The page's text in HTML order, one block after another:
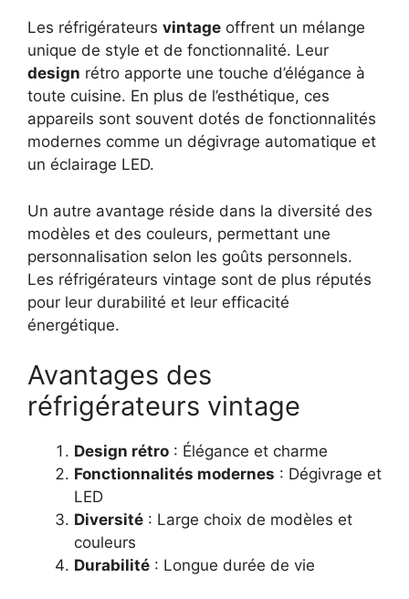
Les réfrigérateurs vintage offrent un mélange
unique de style et de fonctionnalité. Leur
design rétro apporte une touche d’élégance à
toute cuisine. En plus de l’esthétique, ces
appareils sont souvent dotés de fonctionnalités
modernes comme un dégivrage automatique et
un éclairage LED.
Un autre avantage réside dans la diversité des
modèles et des couleurs, permettant une
personnalisation selon les goûts personnels.
Les réfrigérateurs vintage sont de plus réputés
pour leur durabilité et leur efficacité
énergétique.
Avantages des
réfrigérateurs vintage
Design rétro : Élégance et charme
Fonctionnalités modernes : Dégivrage et
LED
Diversité : Large choix de modèles et
couleurs
Durabilité : Longue durée de vie